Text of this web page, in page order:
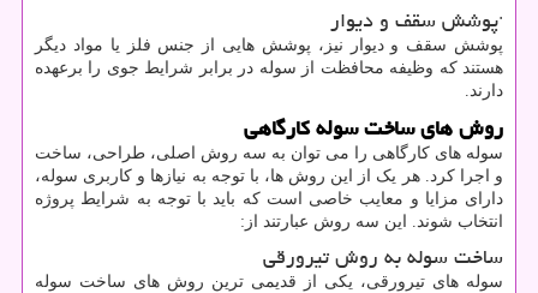
·پوشش سقف و دیوار
پوشش سقف و دیوار نیز، پوشش ‌هایی از جنس فلز یا مواد دیگر
هستند که وظیفه محافظت از سوله در برابر شرایط جوی را برعهده
دارند.
روش ‌های ساخت سوله کارگاهی
سوله ‌های کارگاهی را می‌ توان به سه روش اصلی، طراحی، ساخت
و اجرا کرد. هر یک از این روش ‌ها، با توجه به نیازها و کاربری سوله،
دارای مزایا و معایب خاصی است که باید با توجه به شرایط پروژه
انتخاب شوند. این سه روش عبارتند از:
ساخت سوله‌ به روش تیرورقی
سوله‌ های تیرورقی، یکی از قدیمی ‌ترین روش‌ های ساخت سوله